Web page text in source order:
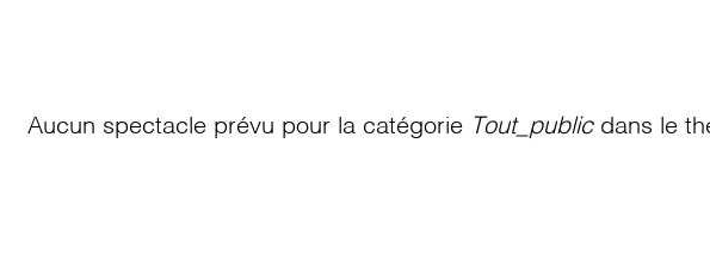
Aucun spectacle prévu pour la catégorie Tout_publicdans le